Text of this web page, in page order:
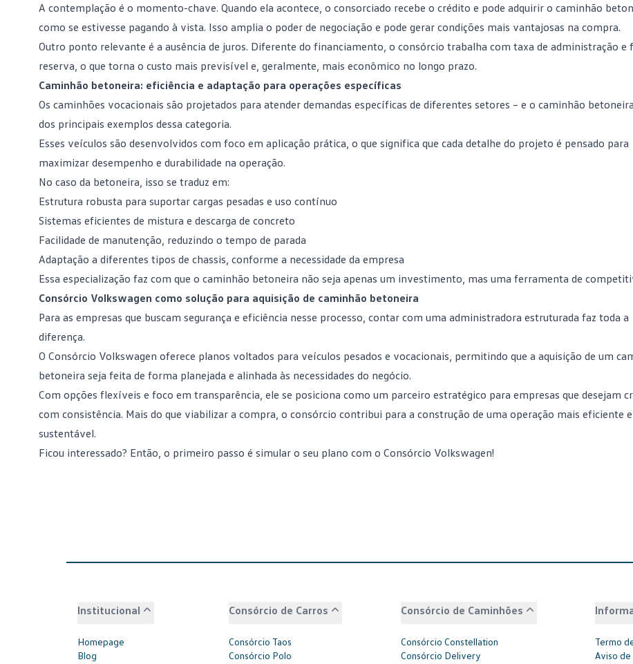
A contemplação é o momento-chave. Quando ela acontece, o consorciado recebe o crédito e pode adquirir o caminhão
como se estivesse pagando à vista. Isso amplia o poder de negociação e pode gerar condições mais vantajosas na compra.
Outro ponto relevante é a ausência de juros. Diferente do financiamento, o consórcio trabalha com taxa de administração e
reserva, o que torna o custo mais previsível e, geralmente, mais econômico no longo prazo.
Caminhão betoneira: eficiência e adaptação para operações específicas
Os caminhões vocacionais são projetados para atender demandas específicas de diferentes setores – e o caminhão
dos principais exemplos dessa categoria.
Esses veículos são desenvolvidos com foco em aplicação prática, o que significa que cada detalhe do projeto é pensado para
maximizar desempenho e durabilidade na operação.
No caso da betoneira, isso se traduz em:
Estrutura robusta para suportar cargas pesadas e uso contínuo
Sistemas eficientes de mistura e descarga de concreto
Facilidade de manutenção, reduzindo o tempo de parada
Adaptação a diferentes tipos de chassis, conforme a necessidade da empresa
Essa especialização faz com que o caminhão betoneira não seja apenas um investimento, mas uma ferramenta de
Consórcio Volkswagen como solução para aquisição de caminhão betoneira
Para as empresas que buscam segurança e eficiência nesse processo, contar com uma administradora estruturada faz toda a
diferença.
O Consórcio Volkswagen oferece planos voltados para veículos pesados e vocacionais, permitindo que a aquisição de um
betoneira seja feita de forma planejada e alinhada às necessidades do negócio.
Com opções flexíveis e foco em transparência, ele se posiciona como um parceiro estratégico para empresas que desejam
com consistência. Mais do que viabilizar a compra, o consórcio contribui para a construção de uma operação mais eficiente e
sustentável.
Ficou interessado? Então, o primeiro passo é simular o seu plano com o Consórcio Volkswagen!
Institucional
Homepage
Blog
Consórcio de Carros
Consórcio Taos
Consórcio Polo
Consórcio de Caminhões
Consórcio Constellation
Consórcio Delivery
Termo
Aviso